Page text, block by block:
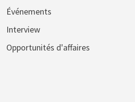
Événements
Interview
Opportunités d'affaires